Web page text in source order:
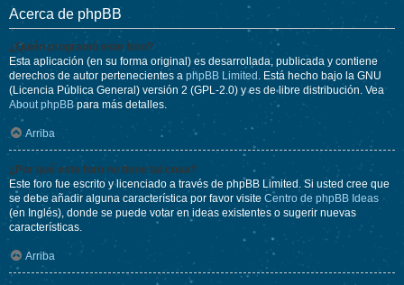
Acerca de phpBB
¿Quién programó este foro?
Esta aplicación (en su forma original) es desarrollada, publicada y contiene
derechos de autor pertenecientes a phpBB Limited . Está hecho bajo la GNU
(Licencia Pública General) versión 2 (GPL-2.0) y es de libre distribución. Vea
About phpBBpara más detalles.
Arriba
¿Por qué este foro no tiene tal cosa?
Este foro fue escrito y licenciado a través de phpBB Limited. Si usted cree que
se debe añadir alguna característica por favor visite Centro de phpBB Ideas
(en Inglés), donde se puede votar en ideas existentes o sugerir nuevas
características.
Arriba